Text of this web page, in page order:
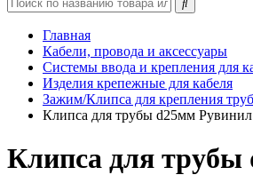
Главная
Кабели, провода и аксессуары
Системы ввода и крепления для
Изделия крепежные для кабеля
Зажим/Клипса для крепления труб
Клипса для трубы d25мм
Клипса для трубы